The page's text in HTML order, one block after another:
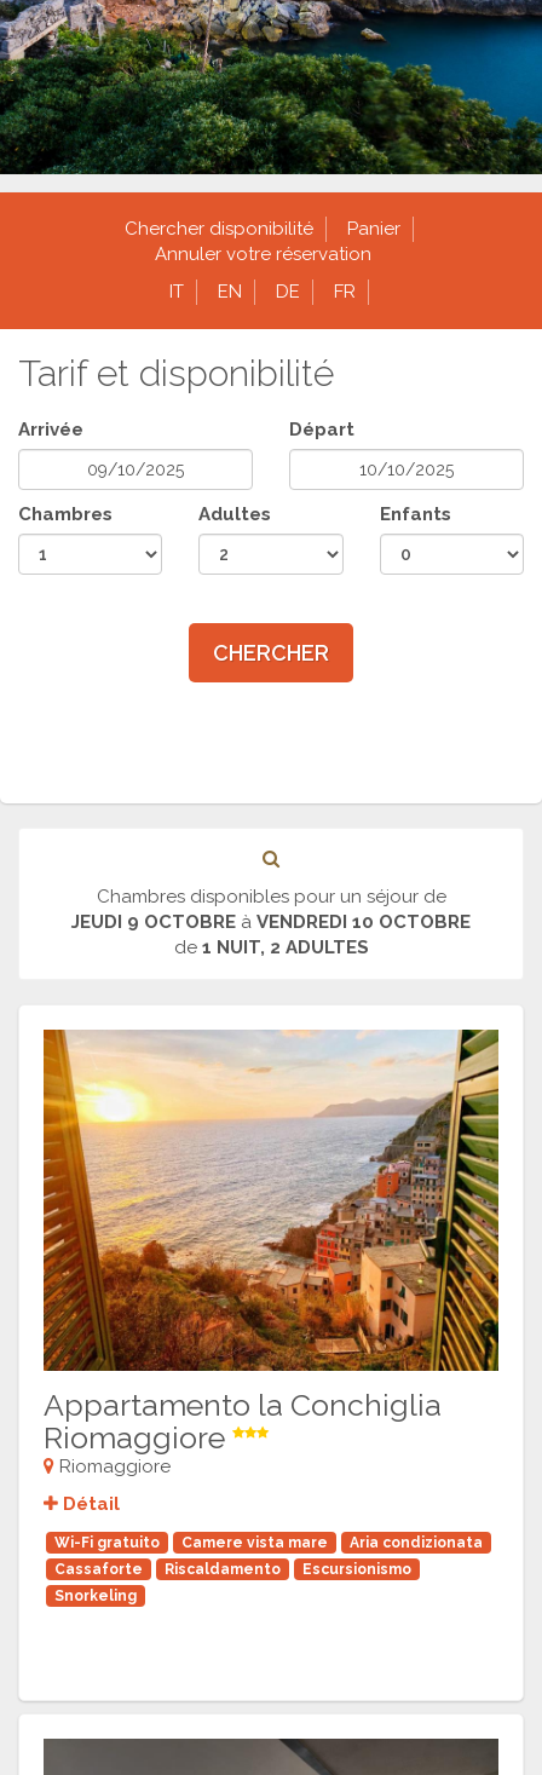
Chercher disponibilité
Panier
Annuler votre réservation
IT
EN DE FR
Tarif et disponibilité
Arrivée Départ
Chambres Adultes Enfants
CHERCHER
Chambres disponibles pour un séjour de
JEUDI 9 OCTOBRE à VENDREDI 10 OCTOBRE
de1 NUIT, 2 ADULTES
Appartamento la Conchiglia
Riomaggiore
Riomaggiore
Détail
Wi-Fi gratuito Camere vista mare
Aria condizionata
Cassaforte
Riscaldamento
Escursionismo
Snorkeling